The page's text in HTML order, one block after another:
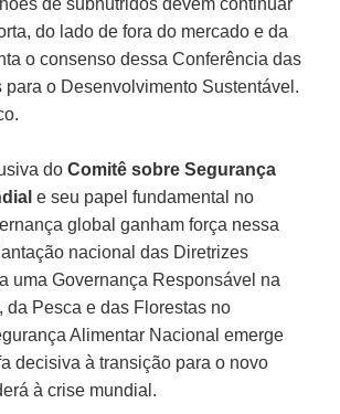
do lado de fora do mercado e da
o consenso dessa Conferência das
para o Desenvolvimento Sustentável.
doComitê sobre Segurança
e seu papel fundamental no
global ganham força nessa
nacional das Diretrizes
uma Governança Responsável na
da Pesca e das Florestas no
Alimentar Nacional emerge
decisiva à transição para o novo
à crise mundial.